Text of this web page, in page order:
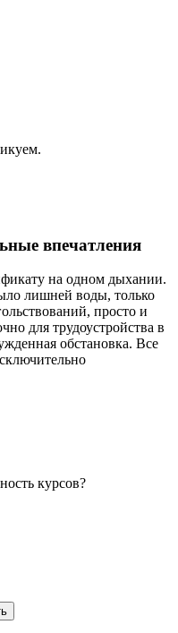
впечатления
на одном дыхании.
лишней воды, только
просто и
для трудоустройства в
обстановка. Все
курсов?